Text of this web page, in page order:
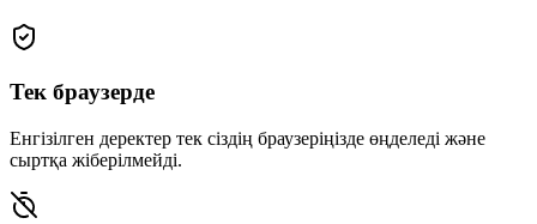
Тек браузерде
Енгізілген деректер тек сіздің браузеріңізде өңделеді және
сыртқа жіберілмейді.